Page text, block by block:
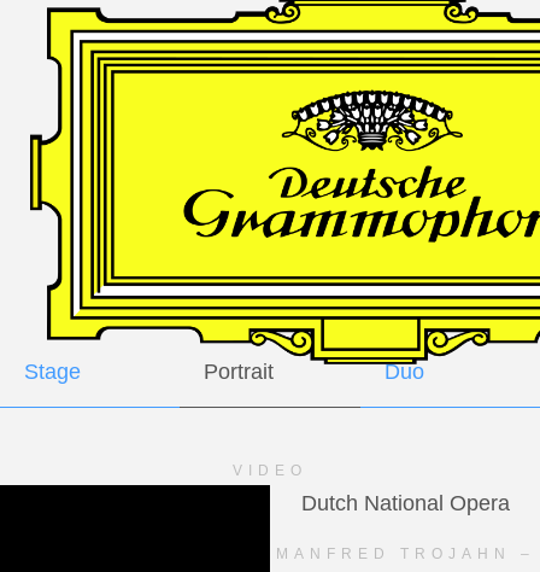
Andrè Schuen,
Baritone
Daniel Heide,
Piano
GALLERY
Stage Portrait Duo
VIDEO
Dutch National Opera
MANFRED TROJAHN –